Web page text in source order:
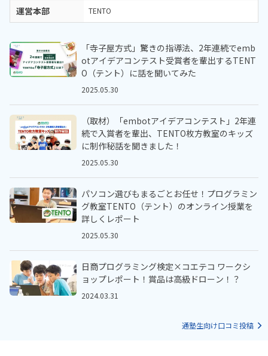
運営本部 TENTO
「寺子屋方式」驚きの指導法、2年連続でemb
otアイデアコンテスト受賞者を輩出するTENT
O（テント）に話を聞いてみた
2025.05.30
（取材）「embotアイデアコンテスト」2年連
続で入賞者を輩出、TENTO枚方教室のキッズ
に制作秘話を聞きました！
2025.05.30
パソコン選びもまるごとお任せ！プログラミン
グ教室TENTO（テント）のオンライン授業を
詳しくレポート
2025.05.30
日商プログラミング検定×コエテコ ワークシ
ョップレポート！賞品は高級ドローン！？
2024.03.31
通塾生向け口コミ投稿